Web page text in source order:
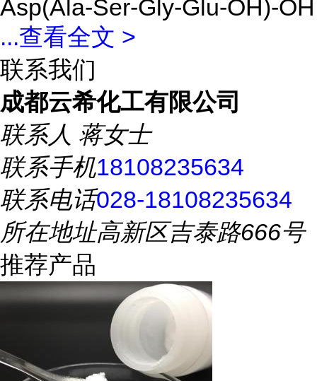
Asp(Ala-Ser-Gly-Glu-OH)-OH
...查看全文 >
联系我们
成都云希化工有限公司
联系人 蒋女士
联系手机18108235634
联系电话028-18108235634
所在地址高新区吉泰路666号
推荐产品